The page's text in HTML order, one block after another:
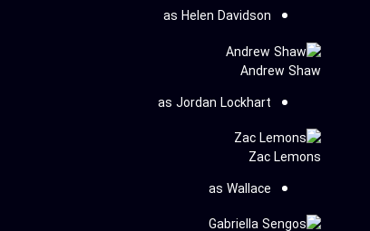
as Helen Davidson
Andrew Shaw
as Jordan Lockhart
Zac Lemons
as Wallace